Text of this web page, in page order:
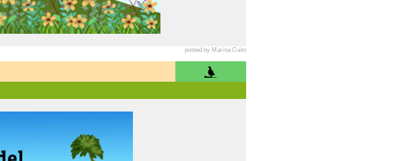
posted by Marina Cuito